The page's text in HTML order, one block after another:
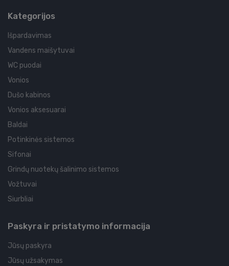
Kategorijos
Išpardavimas
Vandens maišytuvai
WC puodai
Vonios
Dušo kabinos
Vonios aksesuarai
Baldai
Potinkinės sistemos
Sifonai
Grindų nuotekų šalinimo sistemos
Vožtuvai
Siurbliai
Paskyra ir pristatymo informacija
Jūsų paskyra
Jūsų užsakymas